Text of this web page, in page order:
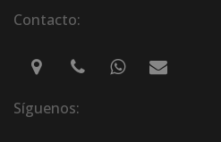
Contacto:
Síguenos: